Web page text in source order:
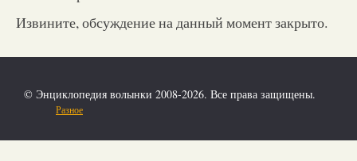
Извините, обсуждение на данный момент закрыто.
© Энциклопедия волынки 2008-2026. Все права защищены.
Разное